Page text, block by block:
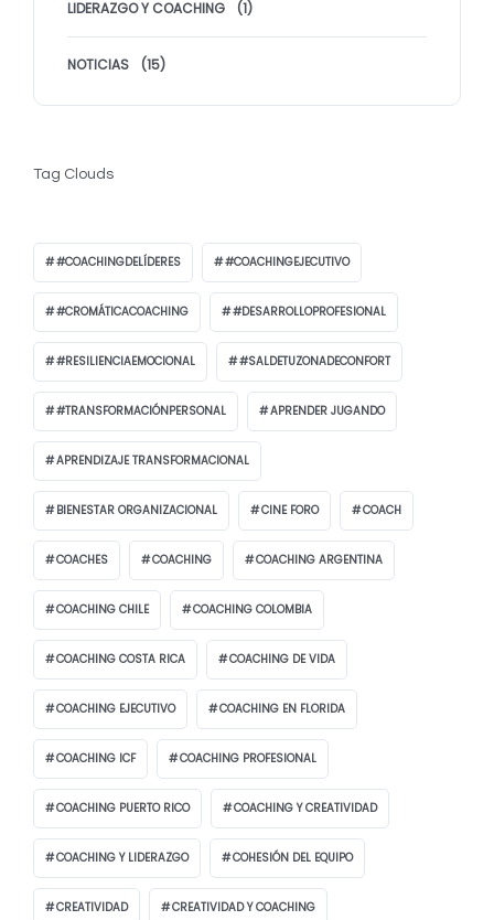
LIDERAZGO Y COACHING (1)
NOTICIAS (15)
Tag Clouds
#COACHINGDELÍDERES #COACHINGEJECUTIVO
#CROMÁTICACOACHING #DESARROLLOPROFESIONAL
#RESILIENCIAEMOCIONAL #SALDETUZONADECONFORT
#TRANSFORMACIÓNPERSONAL APRENDER JUGANDO
APRENDIZAJE TRANSFORMACIONAL
BIENESTAR ORGANIZACIONAL CINE FORO COACH
COACHES COACHING COACHING ARGENTINA
COACHING CHILE COACHING COLOMBIA
COACHING COSTA RICA COACHING DE VIDA
COACHING EJECUTIVO COACHING EN FLORIDA
COACHING ICF COACHING PROFESIONAL
COACHING PUERTO RICO COACHING Y CREATIVIDAD
COACHING Y LIDERAZGO COHESIÓN DEL EQUIPO
CREATIVIDAD CREATIVIDAD Y COACHING